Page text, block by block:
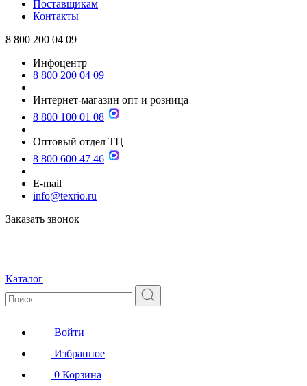
Поставщикам
Контакты
8 800 200 04 09
Инфоцентр
8 800 200 04 09
Интернет-магазин опт и розница
8 800 100 01 08
Оптовый отдел ТЦ
8 800 600 47 46
E-mail
info@texrio.ru
Заказать звонок
Каталог
Войти
Избранное
0 Корзина